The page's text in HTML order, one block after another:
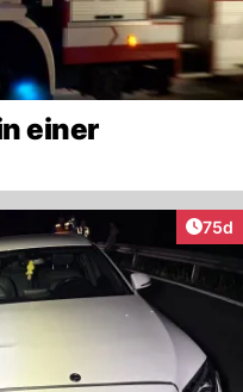
einer
75d